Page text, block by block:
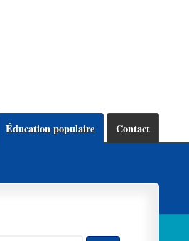
Éducation populaire Contact